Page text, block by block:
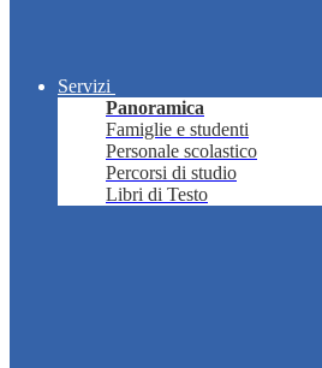
Servizi
Panoramica
Famiglie e studenti
Personale scolastico
Percorsi di studio
Libri di Testo